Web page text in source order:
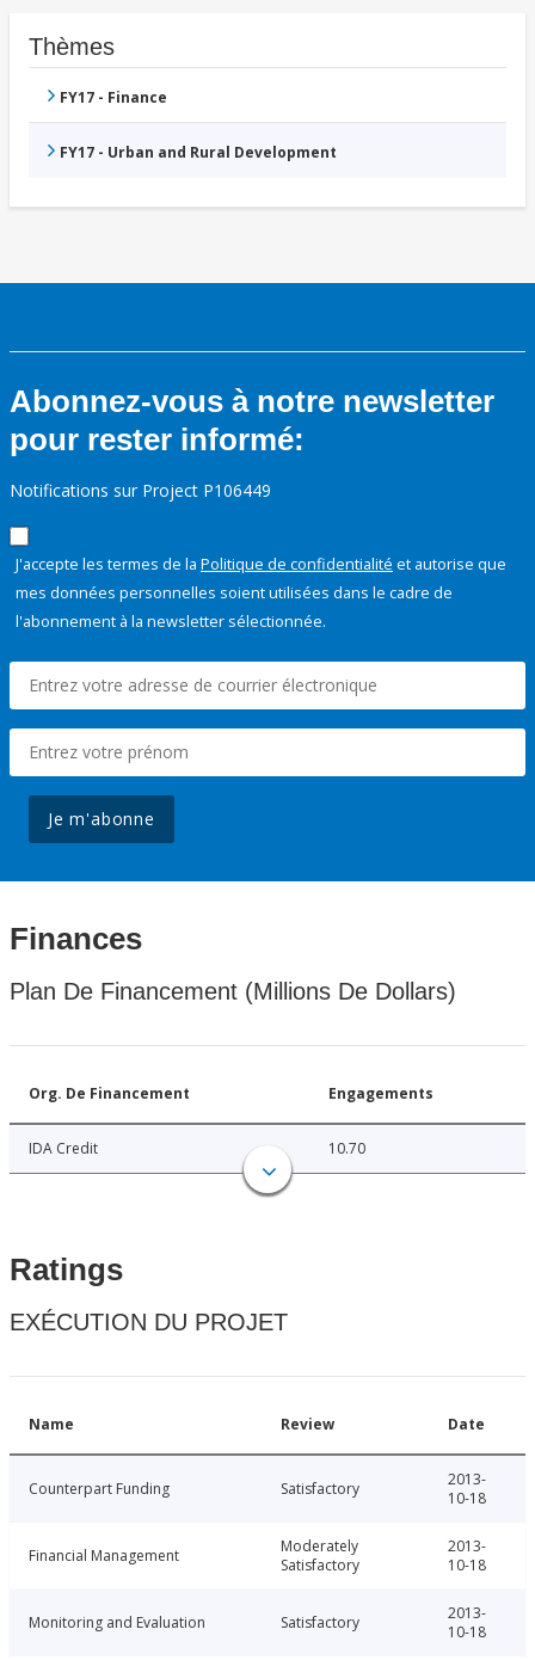
Thèmes
FY17 - Finance
FY17 - Urban and Rural Development
Abonnez-vous à notre newsletter
pour rester informé:
Notifications sur Project P106449
J'accepte les termes de la Politique de confidentialité et autorise que
mes données personnelles soient utilisées dans le cadre de
l'abonnement à la newsletter sélectionnée.
Je m'abonne
Finances
Plan De Financement (Millions De Dollars)
Org. De Financement Engagements
IDA Credit 10.70
Ratings
EXÉCUTION DU PROJET
Name Review Date
Counterpart Funding Satisfactory
2013-
10-18
Financial Management
Moderately
Satisfactory
2013-
10-18
Monitoring and Evaluation Satisfactory
2013-
10-18